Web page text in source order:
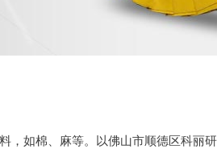
，如棉、麻等。以佛山市顺德区科丽